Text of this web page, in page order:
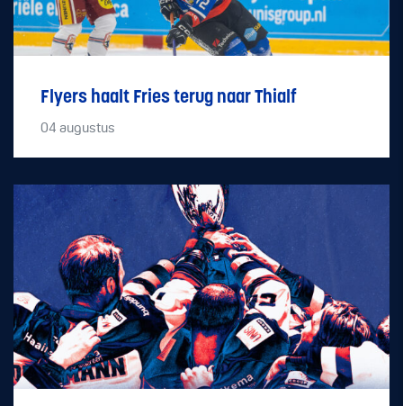
Flyers haalt Fries terug naar Thialf
04 augustus